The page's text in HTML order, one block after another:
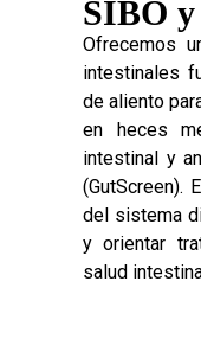
SIBO
Ofrecemos
intestinales
de aliento
en heces
intestinal y
(GutScreen).
del sistema
y orientar
salud